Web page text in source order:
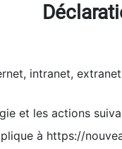
intranet,
et les actions
à https://